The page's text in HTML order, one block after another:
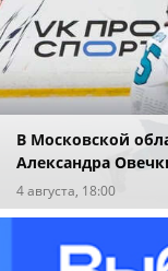
В Московской
Александра
4 августа, 18:00